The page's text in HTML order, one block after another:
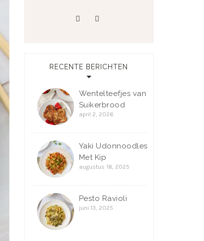
RECENTE BERICHTEN
Wentelteefjes van
Suikerbrood
april 2, 2026
Yaki Udonnoodles
Met Kip
augustus 18, 2025
Pesto Ravioli
juni 13, 2025